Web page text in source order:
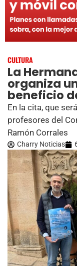
CULTURA
La
organiza
beneficio
En la cita, que
profesores del
Ramón Corrales
Charry Noticias